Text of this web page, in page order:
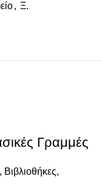
, Ξ.
Γραμμές
, Βιβλιοθήκες,